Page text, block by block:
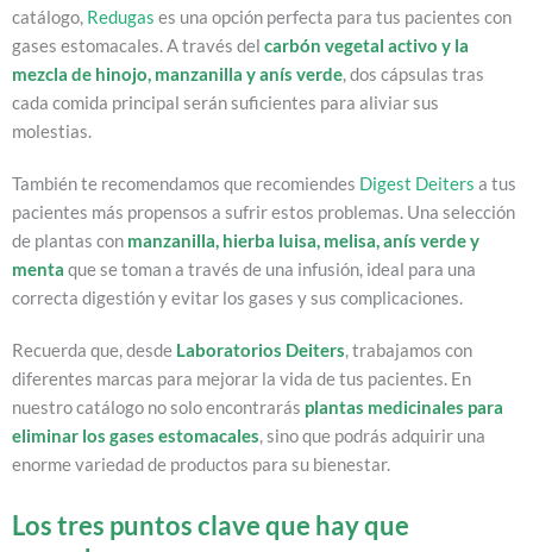
catálogo, Redugas es una opción perfecta para tus pacientes con
gases estomacales. A través del carbón vegetal activo y la
mezcla de hinojo, manzanilla y anís verde, dos cápsulas tras
cada comida principal serán suficientes para aliviar sus
molestias.
También te recomendamos que recomiendes Digest Deiters a tus
pacientes más propensos a sufrir estos problemas. Una selección
de plantas con manzanilla, hierba luisa, melisa, anís verde y
menta que se toman a través de una infusión, ideal para una
correcta digestión y evitar los gases y sus complicaciones.
Recuerda que, desde Laboratorios Deiters, trabajamos con
diferentes marcas para mejorar la vida de tus pacientes. En
nuestro catálogo no solo encontrarás plantas medicinales para
eliminar los gases estomacales, sino que podrás adquirir una
enorme variedad de productos para su bienestar.
Los tres puntos clave que hay que